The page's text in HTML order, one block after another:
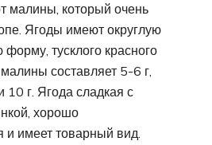
малины, который очень
Ягоды имеют округлую
форму, тусклого красного
составляет 5-6 г,
10 г. Ягода сладкая с
хорошо
и имеет товарный вид.